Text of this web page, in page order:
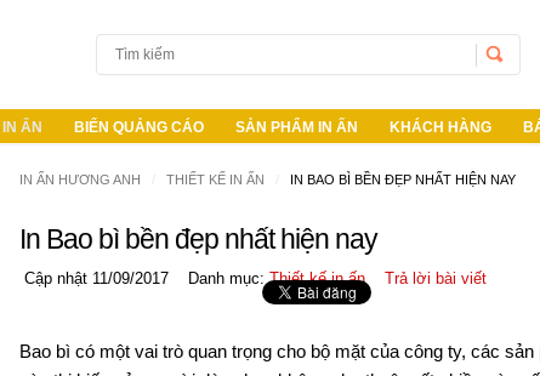
ẤN BIỂN QUẢNG CÁO SẢN PHẨM IN ẤN KHÁCH HÀNG
IN ẤN HƯƠNG ANH THIẾT KẾ IN ẤN IN BAO BÌ BỀN ĐẸP NHẤT HIỆN NAY
In Bao bì bền đẹp nhất hiện nay
Cập nhật 11/09/2017 Danh mục:Thiết kế in ấn Trả lời bài viết
Bao bì có một vai trò quan trọng cho bộ mặt của công ty, các
Password